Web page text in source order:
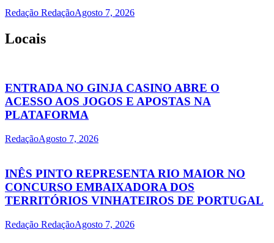
Redação RedaçãoAgosto 7, 2026
Locais
ENTRADA NO GINJA CASINO ABRE O
ACESSO AOS JOGOS E APOSTAS NA
PLATAFORMA
RedaçãoAgosto 7, 2026
INÊS PINTO REPRESENTA RIO MAIOR NO
CONCURSO EMBAIXADORA DOS
TERRITÓRIOS VINHATEIROS DE PORTUGAL
Redação RedaçãoAgosto 7, 2026